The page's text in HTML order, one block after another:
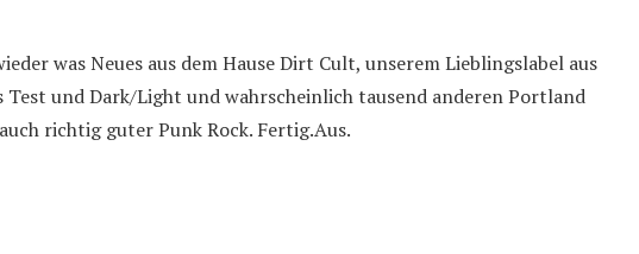
was Neues aus dem Hause Dirt Cult, unserem Lieblingslabel aus
und Dark/Light und wahrscheinlich tausend anderen Portland
richtig guter Punk Rock. Fertig.Aus.